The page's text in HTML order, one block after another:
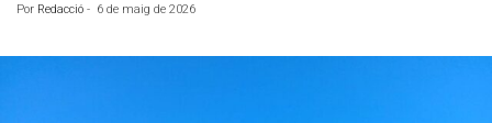
Por Redacció - 6 de maig de 2026